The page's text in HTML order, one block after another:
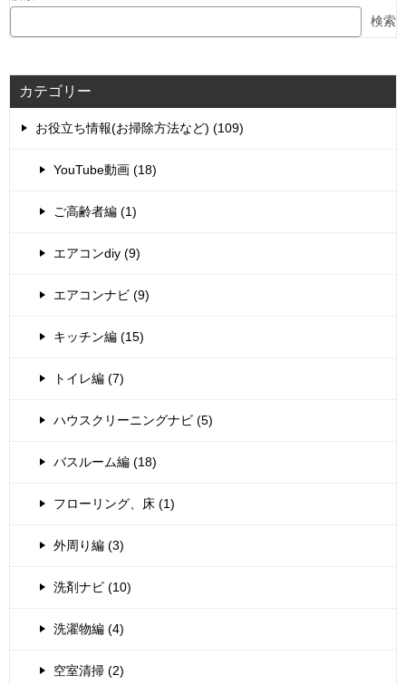
検索
カテゴリー
お役立ち情報(お掃除方法など) (109)
YouTube動画 (18)
ご高齢者編 (1)
エアコンdiy (9)
エアコンナビ (9)
キッチン編 (15)
トイレ編 (7)
ハウスクリーニングナビ (5)
バスルーム編 (18)
フローリング、床 (1)
外周り編 (3)
洗剤ナビ (10)
洗濯物編 (4)
空室清掃 (2)